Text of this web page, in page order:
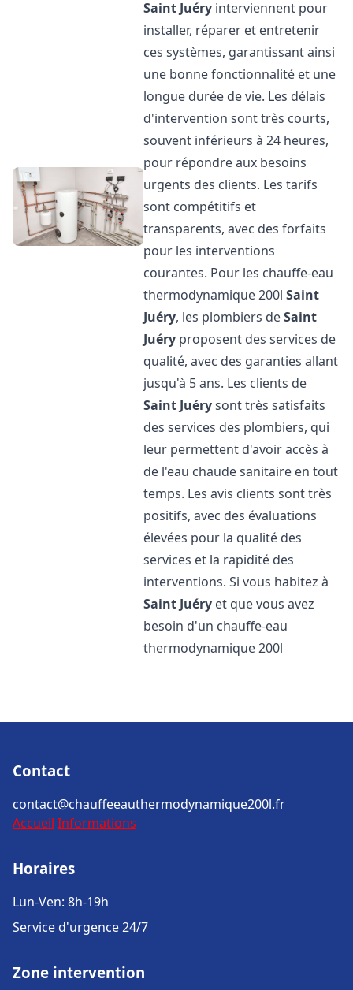
Saint Juéry interviennent pour
installer, réparer et entretenir
ces systèmes, garantissant ainsi
une bonne fonctionnalité et une
longue durée de vie. Les délais
d'intervention sont très courts,
souvent inférieurs à 24 heures,
pour répondre aux besoins
urgents des clients. Les tarifs
sont compétitifs et
transparents, avec des forfaits
pour les interventions
courantes. Pour les chauffe-eau
thermodynamique 200lSaint
Juéry, les plombiers deSaint
Juéry proposent des services de
qualité, avec des garanties allant
jusqu'à 5 ans. Les clients de
Saint Juérysont très satisfaits
des services des plombiers, qui
leur permettent d'avoir accès à
de l'eau chaude sanitaire en tout
temps. Les avis clients sont très
positifs, avec des évaluations
élevées pour la qualité des
services et la rapidité des
interventions. Si vous habitez à
Saint Juéry et que vous avez
besoin d'un chauffe-eau
thermodynamique 200l
Contact
contact@chauffeeauthermodynamique200l.fr
Accueil Informations
Horaires
Lun-Ven: 8h-19h
Service d'urgence 24/7
Zone intervention